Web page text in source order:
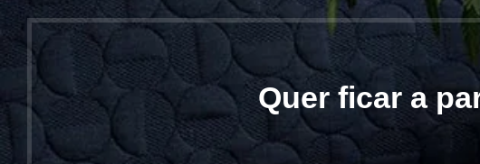
Quer ficar a